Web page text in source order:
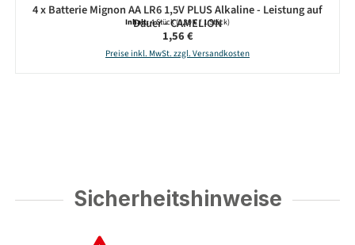
4 x Batterie Mignon AA LR6 1,5V PLUS Alkaline - Leistung auf
Dauer - CAMELION
Inhalt:4 Stück(0,39 € / 1 Stück)
Regulärer Preis:
1,56 €
Preise inkl. MwSt. zzgl. Versandkosten
Sicherheitshinweise